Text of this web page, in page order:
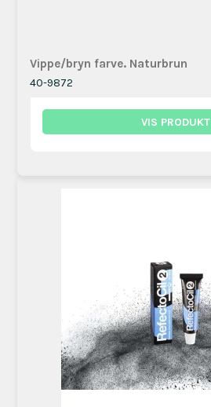
Vippe/bryn farve. Naturbrun
40-9872
VIS PRODUKT